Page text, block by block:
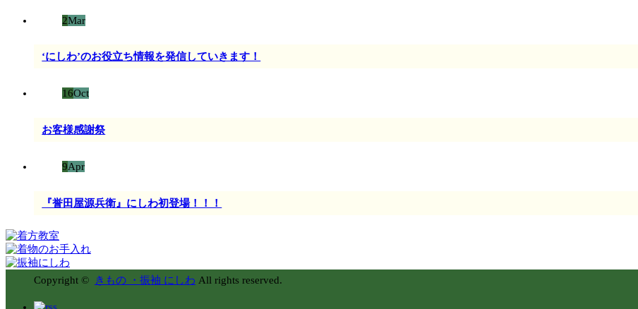
2Mar
‘にしわ’のお役立ち情報を発信していきます！
16Oct
お客様感謝祭
9Apr
『誉田屋源兵衛』にしわ初登場！！！
Copyright © きもの ・振袖 にしわ All rights reserved.